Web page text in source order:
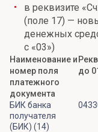
в реквизите
(поле 17) —
денежных
с «03»)
Наименование и
номер поля
платежного
документа
до
БИК банка
получателя
(БИК) (14)